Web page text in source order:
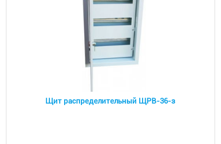
Щит распределительный ЩРВ-36-з